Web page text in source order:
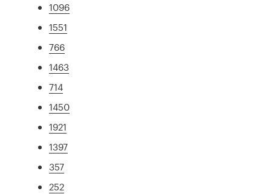
1096
1551
766
1463
714
1450
1921
1397
357
252